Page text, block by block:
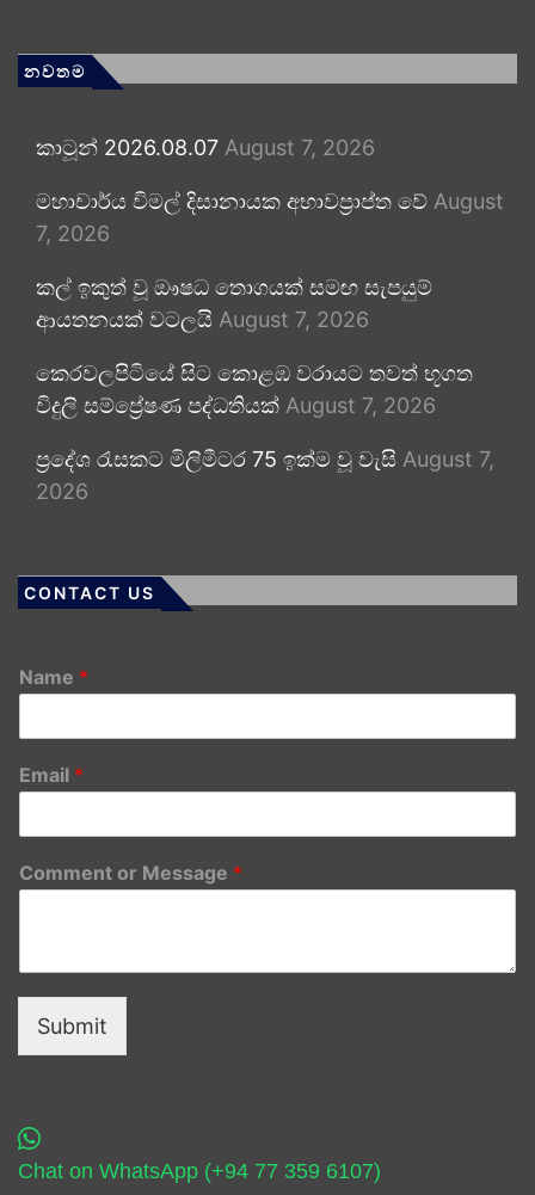
නවතම
කාටූන් 2026.08.07 August 7, 2026
මහාචාර්ය විමල් දිසානායක අභාවප්‍රාප්ත වේ August
7, 2026
කල් ඉකුත් වූ ඖෂධ තොගයක් සමඟ සැපයුම්
ආයතනයක් වටලයි August 7, 2026
කෙරවලපිටියේ සිට කොළඹ වරායට තවත් භූගත
විදුලි සම්ප්‍රේෂණ පද්ධතියක් August 7, 2026
ප්‍රදේශ රැසකට මිලිමීටර 75 ඉක්ම වූ වැසි August 7,
2026
CONTACT US
Name *
Email *
Comment or Message *
Submit
Chat on WhatsApp (+94 77 359 6107)